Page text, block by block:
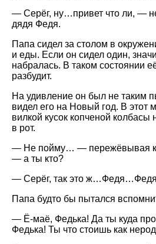
— Серёг, ну…привет что ли, —
дядя Федя.
Папа сидел за столом в
и еды. Если он сидел один,
набралась. В таком состоянии
разбудит.
На удивление он был не таким
видел его на Новый год. В этот
вилкой кусок копченой колбасы
в рот.
— Не пойму… — пережёвывая
— а ты кто?
— Серёг, так это
Папа будто бы пытался
— Ё-маё, Федька! Да ты куда
Федька! Ты что стоишь как